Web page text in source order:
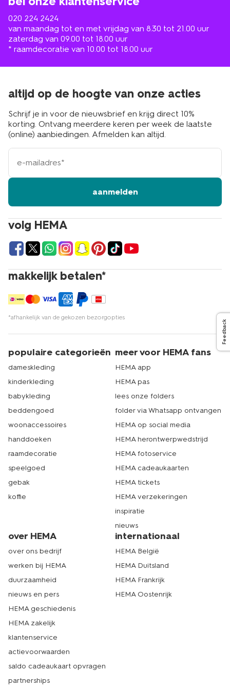
020 224 2424
van maandag tot en met vrijdag van 8.30 tot 21.00 uur
zaterdag van 09.00 tot 18.00 uur
* raamdecoratie van 10.00 tot 18.00 uur
volg HEMA
makkelijk betalen*
*afhankelijk van de gekozen bezorgopties
altijd op de hoogte van onze acties
Schrijf je in voor de nieuwsbrief en krijg direct 10%
korting. Ontvang meerdere keren per week de laatste
(online) aanbiedingen. Afmelden kan altijd.
e-
mailadres
aanmelden
populaire categorieën
dameskleding
kinderkleding
babykleding
beddengoed
woonaccessoires
handdoeken
raamdecoratie
speelgoed
gebak
koffie
meer voor HEMA fans
HEMA app
HEMA pas
lees onze folders
folder via Whatsapp ontvangen
HEMA op social media
HEMA herontwerpwedstrijd
HEMA fotoservice
HEMA cadeaukaarten
HEMA tickets
HEMA verzekeringen
inspiratie
nieuws
over HEMA
over ons bedrijf
werken bij HEMA
duurzaamheid
nieuws en pers
HEMA geschiedenis
HEMA zakelijk
klantenservice
actievoorwaarden
saldo cadeaukaart opvragen
partnerships
internationaal
HEMA België
HEMA Duitsland
HEMA Frankrijk
HEMA Oostenrijk
Feedback